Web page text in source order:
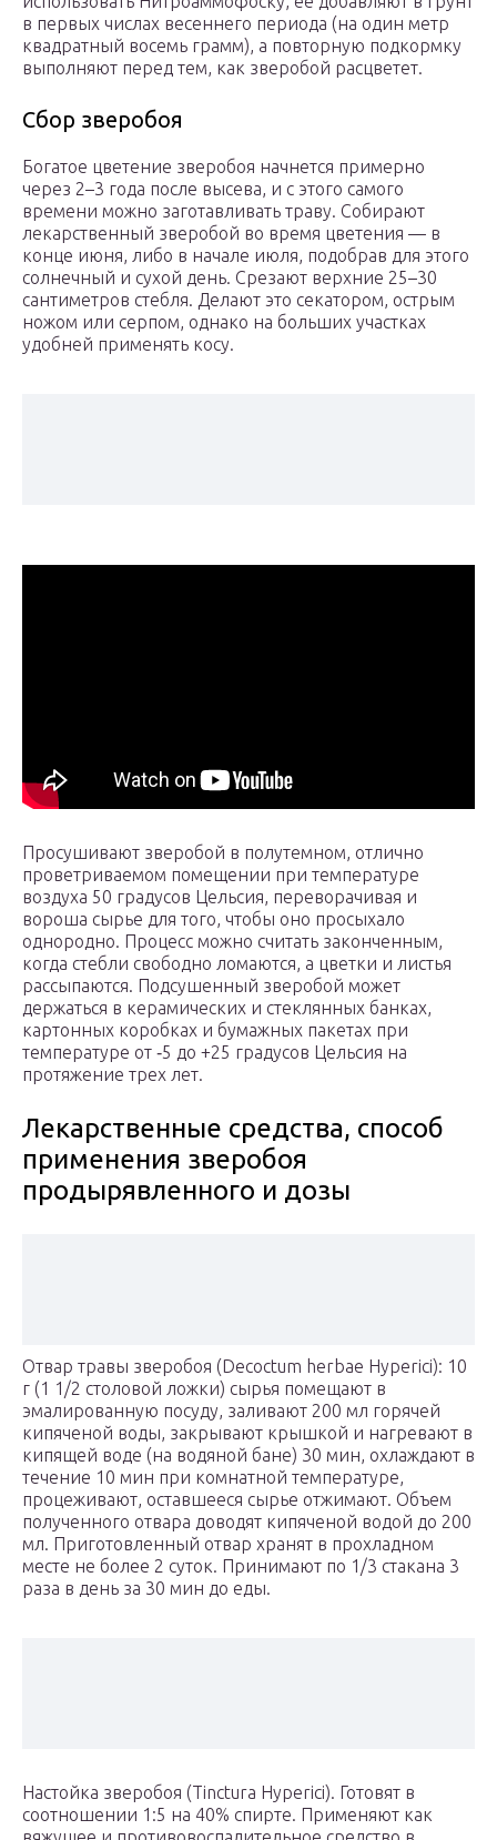
в первых числах весеннего периода (на один метр
квадратный восемь грамм), а повторную подкормку
выполняют перед тем, как зверобой расцветет.
Сбор зверобоя
Богатое цветение зверобоя начнется примерно
через 2–3 года после высева, и с этого самого
времени можно заготавливать траву. Собирают
лекарственный зверобой во время цветения — в
конце июня, либо в начале июля, подобрав для этого
солнечный и сухой день. Срезают верхние 25–30
сантиметров стебля. Делают это секатором, острым
ножом или серпом, однако на больших участках
удобней применять косу.
Просушивают зверобой в полутемном, отлично
проветриваемом помещении при температуре
воздуха 50 градусов Цельсия, переворачивая и
вороша сырье для того, чтобы оно просыхало
однородно. Процесс можно считать законченным,
когда стебли свободно ломаются, а цветки и листья
рассыпаются. Подсушенный зверобой может
держаться в керамических и стеклянных банках,
картонных коробках и бумажных пакетах при
температуре от ‑5 до +25 градусов Цельсия на
протяжение трех лет.
Лекарственные средства, способ
применения зверобоя
продырявленного и дозы
Отвар травы зверобоя (Decoctum herbae Hyperici): 10
г (1 1/2 столовой ложки) сырья помещают в
эмалированную посуду, заливают 200 мл горячей
кипяченой воды, закрывают крышкой и нагревают в
кипящей воде (на водяной бане) 30 мин, охлаждают в
течение 10 мин при комнатной температуре,
процеживают, оставшееся сырье отжимают. Объем
полученного отвара доводят кипяченой водой до 200
мл. Приготовленный отвар хранят в прохладном
месте не более 2 суток. Принимают по 1/3 стакана 3
раза в день за 30 мин до еды.
Настойка зверобоя (Tinctura Hyperici). Готовят в
соотношении 1:5 на 40% спирте. Применяют как